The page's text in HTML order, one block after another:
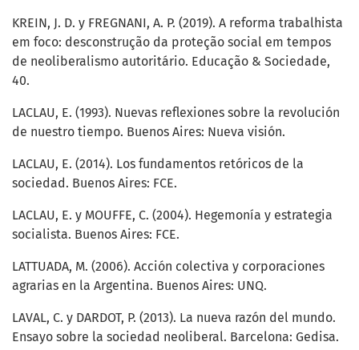
KREIN, J. D. y FREGNANI, A. P. (2019). A reforma trabalhista
em foco: desconstrução da proteção social em tempos
de neoliberalismo autoritário. Educação & Sociedade,
40.
LACLAU, E. (1993). Nuevas reflexiones sobre la revolución
de nuestro tiempo. Buenos Aires: Nueva visión.
LACLAU, E. (2014). Los fundamentos retóricos de la
sociedad. Buenos Aires: FCE.
LACLAU, E. y MOUFFE, C. (2004). Hegemonía y estrategia
socialista. Buenos Aires: FCE.
LATTUADA, M. (2006). Acción colectiva y corporaciones
agrarias en la Argentina. Buenos Aires: UNQ.
LAVAL, C. y DARDOT, P. (2013). La nueva razón del mundo.
Ensayo sobre la sociedad neoliberal. Barcelona: Gedisa.